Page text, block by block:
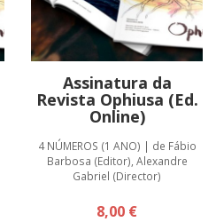
Assinatura da
Revista Ophiusa (Ed.
Online)
4 NÚMEROS (1 ANO) | de Fábio
Barbosa (Editor), Alexandre
Gabriel (Director)
8,00 €